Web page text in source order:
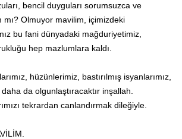
bencil duyguları sorumsuzca ve
mı? Olmuyor mavilim, içimizdeki
bu fani dünyadaki mağduriyetimiz,
hep mazlumlara kaldı.
hüzünlerimiz, bastırılmış isyanlarımız,
da olgunlaştıracaktır inşallah.
tekrardan canlandırmak dileğiyle.